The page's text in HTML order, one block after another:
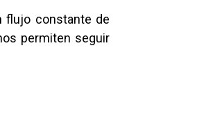
flujo constante de
permiten seguir